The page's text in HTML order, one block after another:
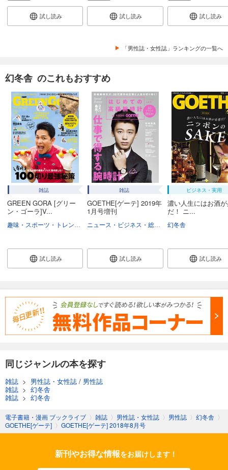
試し読み
あらすじを表示する
GOETHE[ゲーテ] 2024年8月号
試し読み
あらすじを表示する
GOETHE[ゲーテ] 2024年7月号
999円 (税込)
カート
試し読み
あらすじを表示する
GOETHE[ゲーテ] 2024年6月号
999円 (税込)
GOETHE[ゲーテ] 2024年5月号
試し読み
あらすじを表示する
GOETHE[ゲーテ] 2024年4月号
999円 (税込)
試し読み 試し読み 試し読み
「男性誌・女性誌」ランキングの一覧へ
幻冬舎 のこれもおすすめ
雑誌
GREEN GORA [グリー
ン・ゴーラ]V...
スポーツ
試し読み
雑誌
GOETHE[ゲーテ] 2019年
1月号増刊
総合
試し読み
ビジネス・実用
濃い人生にはお酒
だ！ ニ...
幻冬舎
試し読み
同じジャンルの本を探す
雑誌 > 男性誌・女性誌 / 男性誌
雑誌 > 幻冬舎
雑誌 > 幻冬舎
電子書籍・漫画 ブックライブ 〉 雑誌 〉 男性誌・女性誌 〉 男性誌 〉 幻冬舎 〉
GOETHE[ゲーテ] 〉 GOETHE[ゲーテ] 2018年8月号
新刊やお得な情報をお届けします！